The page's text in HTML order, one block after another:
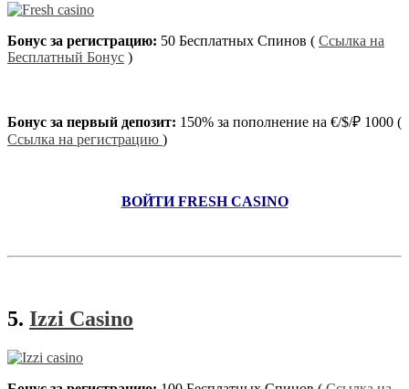
Бонус за регистрацию: 50 Бесплатных Спинов ( Ссылка на
Бесплатный Бонус )
Бонус за первый депозит: 150% за пополнение на €/$/₽ 1000 (
Ссылка на регистрацию )
ВОЙТИ FRESH CASINO
5. Izzi Casino